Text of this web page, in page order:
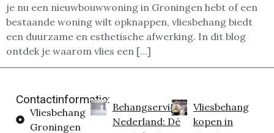
je nu een nieuwbouwwoning in Groningen hebt of een
bestaande woning wilt opknappen, vliesbehang biedt
een duurzame en esthetische afwerking. In dit blog
ontdek je waarom vlies een […]
Contactinformatie:
Vliesbehang
Groningen
Behangservice
Nederland: Dé
Vliesbehang
kopen in